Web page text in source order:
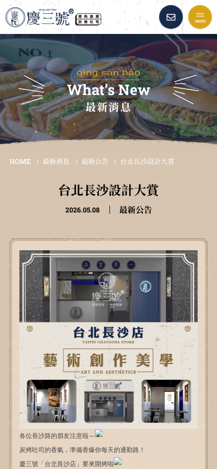
慶三號倉庫烤肉早午餐::
品牌故事
最新消息
美味餐點
What’s New
最新消息
HOME 最新消息 最新公告 台北長沙設計大賞
台北長沙設計大賞
2026.05.08 最新公告
各位長沙路的朋友注意啦～
炭烤吐司的香氣，準備香爆你每天的通勤路！
慶三號「台北長沙店」要來開烤啦